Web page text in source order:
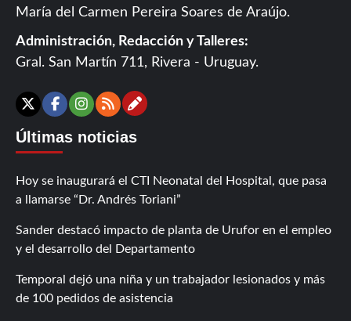
María del Carmen Pereira Soares de Araújo.
Administración, Redacción y Talleres:
Gral. San Martín 711, Rivera - Uruguay.
X Facebook
Instagram
RSSContáctanos
Últimas noticias
Hoy se inaugurará el CTI Neonatal del Hospital, que pasa
a llamarse “Dr. Andrés Toriani”
Sander destacó impacto de planta de Urufor en el empleo
y el desarrollo del Departamento
Temporal dejó una niña y un trabajador lesionados y más
de 100 pedidos de asistencia